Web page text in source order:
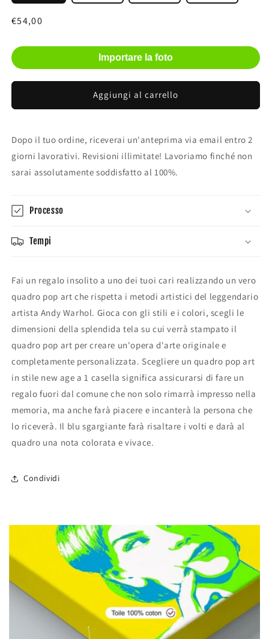
Prezzo
listino
€54,00
Importare la foto
Aggiungi al carrello
Dopo il tuo ordine, riceverai un'anteprima via email entro 2
giorni lavorativi. Revisioni illimitate! Lavoriamo finché non
sarai assolutamente soddisfatto al 100%.
Processo
Tempi
Fai un regalo insolito a uno dei tuoi cari realizzando un vero
quadro pop art che rispetta i metodi artistici del leggendario
artista Andy Warhol. Gioca con gli stili e i colori, scegli le
dimensioni della splendida tela su cui verrà stampato il
quadro pop art per creare un'opera d'arte originale e
completamente personalizzata. Scegliere un quadro pop art
in stile new age a 1 casella significa assicurarsi di fare un
regalo fuori dal comune che non solo rimarrà impresso nella
memoria, ma anche farà piacere e incanterà la persona che
lo riceverà. Il blu sgargiante farà risaltare i volti e darà al
quadro una nota colorata e vivace.
Condividi